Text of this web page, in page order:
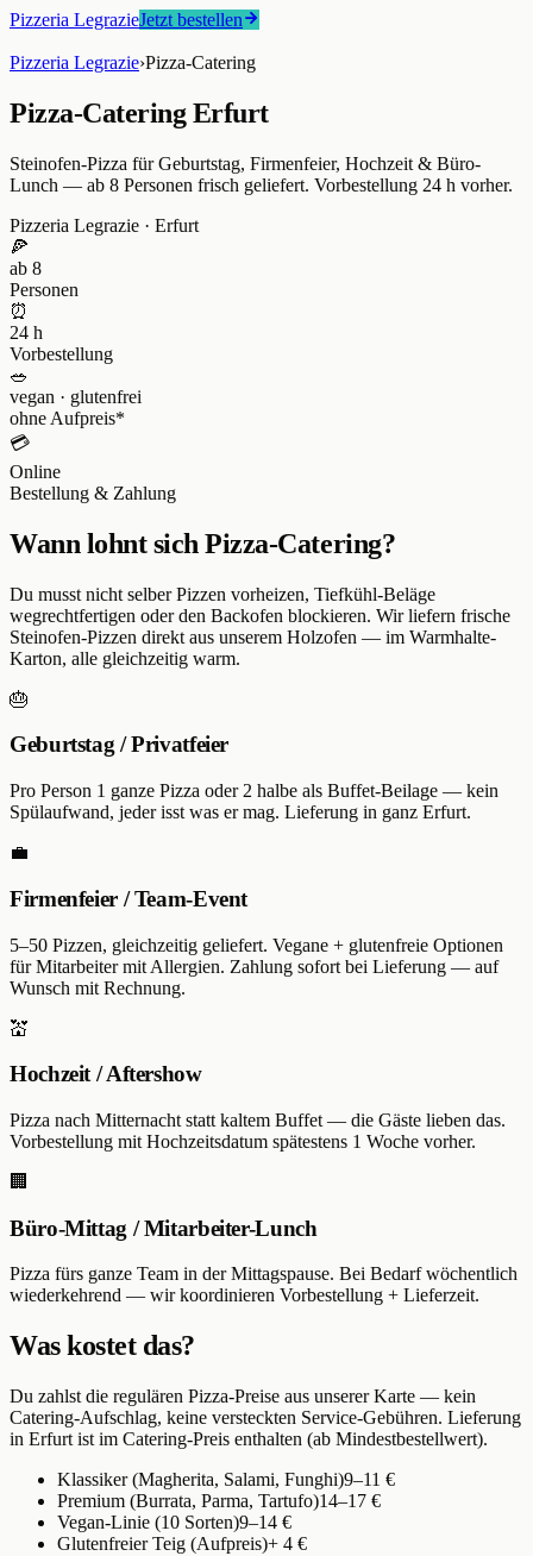
Pizzeria LegrazieJetzt bestellen
Pizzeria Legrazie›Pizza-Catering
Pizza-Catering Erfurt
Steinofen-Pizza für Geburtstag, Firmenfeier, Hochzeit & Büro-
Lunch — ab 8 Personen frisch geliefert. Vorbestellung 24 h vorher.
Pizzeria Legrazie · Erfurt
🍕
ab 8
Personen
⏰
24 h
Vorbestellung
🥗
vegan · glutenfrei
ohne Aufpreis*
💳
Online
Bestellung & Zahlung
Wann lohnt sich Pizza-Catering?
Du musst nicht selber Pizzen vorheizen, Tiefkühl-Beläge
wegrechtfertigen oder den Backofen blockieren. Wir liefern frische
Steinofen-Pizzen direkt aus unserem Holzofen — im Warmhalte-
Karton, alle gleichzeitig warm.
🎂
Geburtstag / Privatfeier
Pro Person 1 ganze Pizza oder 2 halbe als Buffet-Beilage — kein
Spülaufwand, jeder isst was er mag. Lieferung in ganz Erfurt.
💼
Firmenfeier / Team-Event
5–50 Pizzen, gleichzeitig geliefert. Vegane + glutenfreie Optionen
für Mitarbeiter mit Allergien. Zahlung sofort bei Lieferung — auf
Wunsch mit Rechnung.
💒
Hochzeit / Aftershow
Pizza nach Mitternacht statt kaltem Buffet — die Gäste lieben das.
Vorbestellung mit Hochzeitsdatum spätestens 1 Woche vorher.
🏢
Büro-Mittag / Mitarbeiter-Lunch
Pizza fürs ganze Team in der Mittagspause. Bei Bedarf wöchentlich
wiederkehrend — wir koordinieren Vorbestellung + Lieferzeit.
Was kostet das?
Du zahlst die regulären Pizza-Preise aus unserer Karte — kein
Catering-Aufschlag, keine versteckten Service-Gebühren. Lieferung
in Erfurt ist im Catering-Preis enthalten (ab Mindestbestellwert).
Klassiker (Magherita, Salami, Funghi)9–11 €
Premium (Burrata, Parma, Tartufo)14–17 €
Vegan-Linie (10 Sorten)9–14 €
Glutenfreier Teig (Aufpreis)+ 4 €